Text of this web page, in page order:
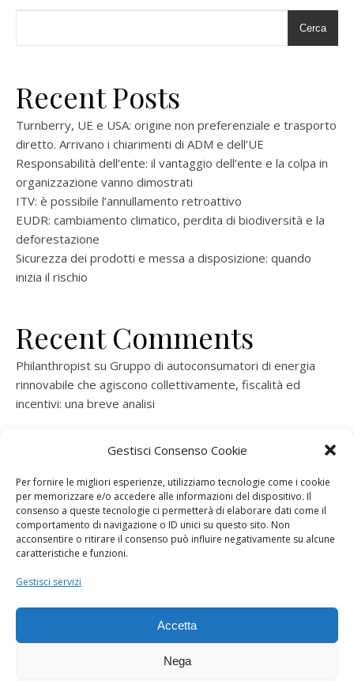
Gestisci Consenso Cookie
Per fornire le migliori esperienze, utilizziamo tecnologie come i cookie
per memorizzare e/o accedere alle informazioni del dispositivo. Il
consenso a queste tecnologie ci permetterà di elaborare dati come il
comportamento di navigazione o ID unici su questo sito. Non
acconsentire o ritirare il consenso può influire negativamente su alcune
caratteristiche e funzioni.
Gestisci servizi
Accetta
Nega
Cerca
Recent Posts
Turnberry, UE e USA: origine non preferenziale e trasporto
diretto. Arrivano i chiarimenti di ADM e dell’UE
Responsabilità dell’ente: il vantaggio dell’ente e la colpa in
organizzazione vanno dimostrati
ITV: è possibile l’annullamento retroattivo
EUDR: cambiamento climatico, perdita di biodiversità e la
deforestazione
Sicurezza dei prodotti e messa a disposizione: quando
inizia il rischio
Recent Comments
Philanthropist su Gruppo di autoconsumatori di energia
rinnovabile che agiscono collettivamente, fiscalità ed
incentivi: una breve analisi
rinnovabile che agiscono collettivamente, fiscalità ed
ramatogelsuGruppo di autoconsumatori di energia
rinnovabile che agiscono collettivamente, fiscalità ed
incentivi: una breve analisi
consorzio per la produzione di energia elettrica